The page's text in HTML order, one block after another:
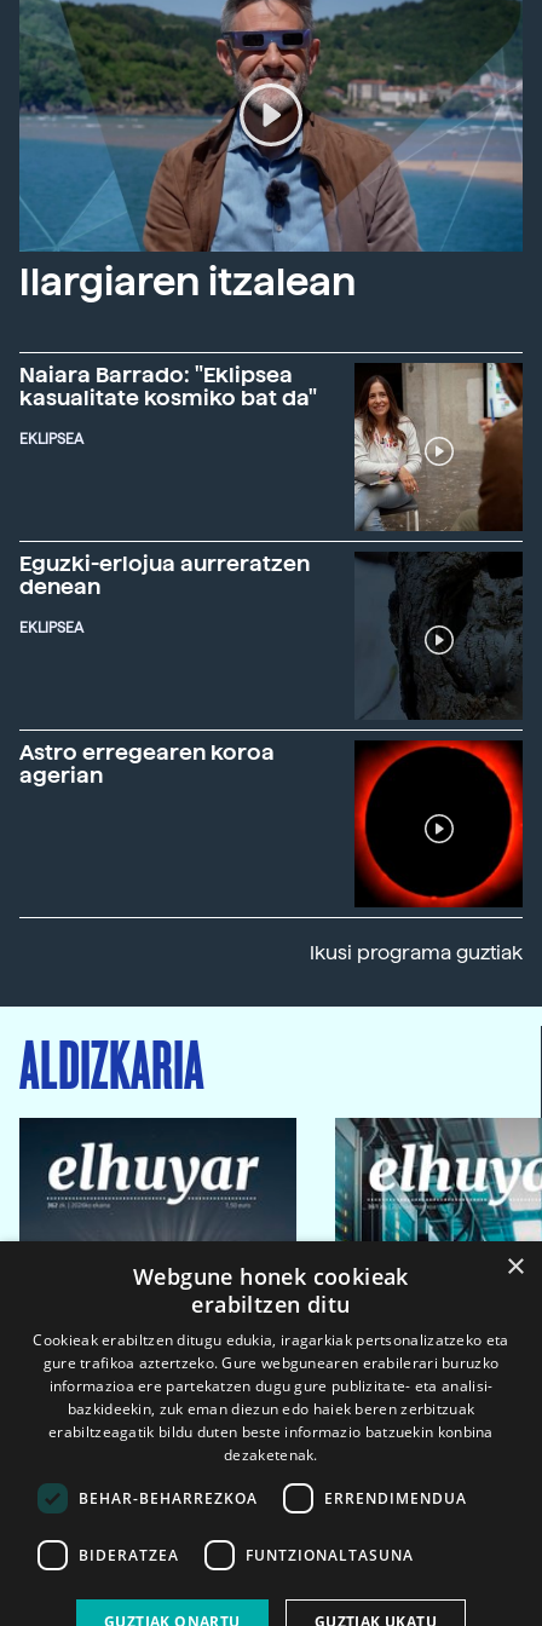
Ilargiaren itzalean
Naiara Barrado: "Eklipsea
kasualitate kosmiko bat da"
EKLIPSEA
Eguzki-erlojua aurreratzen
denean
EKLIPSEA
Astro erregearen koroa
agerian
Ikusi programa guztiak
ALDIZKARIA
2026ko eka. 1a 2026ko mar. 1a
×
Webgune honek cookieak
erabiltzen ditu
Cookieak erabiltzen ditugu edukia, iragarkiak pertsonalizatzeko eta
gure trafikoa aztertzeko. Gure webgunearen erabilerari buruzko
informazioa ere partekatzen dugu gure publizitate- eta analisi-
bazkideekin, zuk eman diezun edo haiek beren zerbitzuak
erabiltzeagatik bildu duten beste informazio batzuekin konbina
dezaketenak.
BEHAR-BEHARREZKOA ERRENDIMENDUA
BIDERATZEA FUNTZIONALTASUNA
GUZTIAK ONARTU GUZTIAK UKATU